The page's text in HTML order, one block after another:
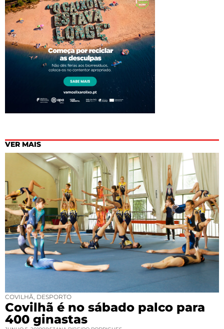
VER MAIS
COVILHÃ DESPORTO
Covilhã é no sábado palco para
400 ginastas